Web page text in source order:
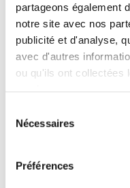
partageons également
notre site avec nos
publicité et d'analyse,
avec d'autres
ou qu'ils ont collectées
Nécessaires
Préférences
Killométrage illimité
Assurance tous
Carburant : plein à
CONDITIONS
Age minimum :20 ans